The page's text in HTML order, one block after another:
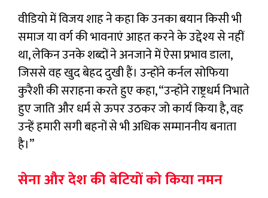
वीडियो में विजय शाह ने कहा कि उनका बयान किसी भी
समाज या वर्ग की भावनाएं आहत करने के उद्देश्य से नहीं
था, लेकिन उनके शब्दों ने अनजाने में ऐसा प्रभाव डाला,
जिससे वह खुद बेहद दुखी हैं। उन्होंने कर्नल सोफिया
कुरैशी की सराहना करते हुए कहा, “उन्होंने राष्ट्रधर्म निभाते
हुए जाति और धर्म से ऊपर उठकर जो कार्य किया है, वह
उन्हें हमारी सगी बहनों से भी अधिक सम्माननीय बनाता
है।”
सेना और देश की बेटियों को किया नमन